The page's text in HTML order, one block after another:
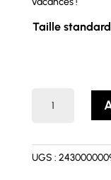
Taille standard
ALBANE
UGS :